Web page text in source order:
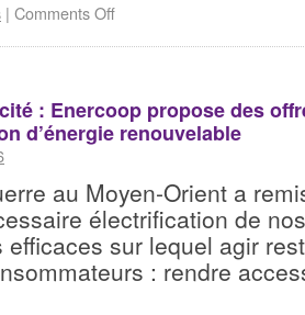
| Comments Off
: Enercoop propose des
d’énergie renouvelable
au Moyen-Orient a
électrification de
efficaces sur lequel agir
: rendre